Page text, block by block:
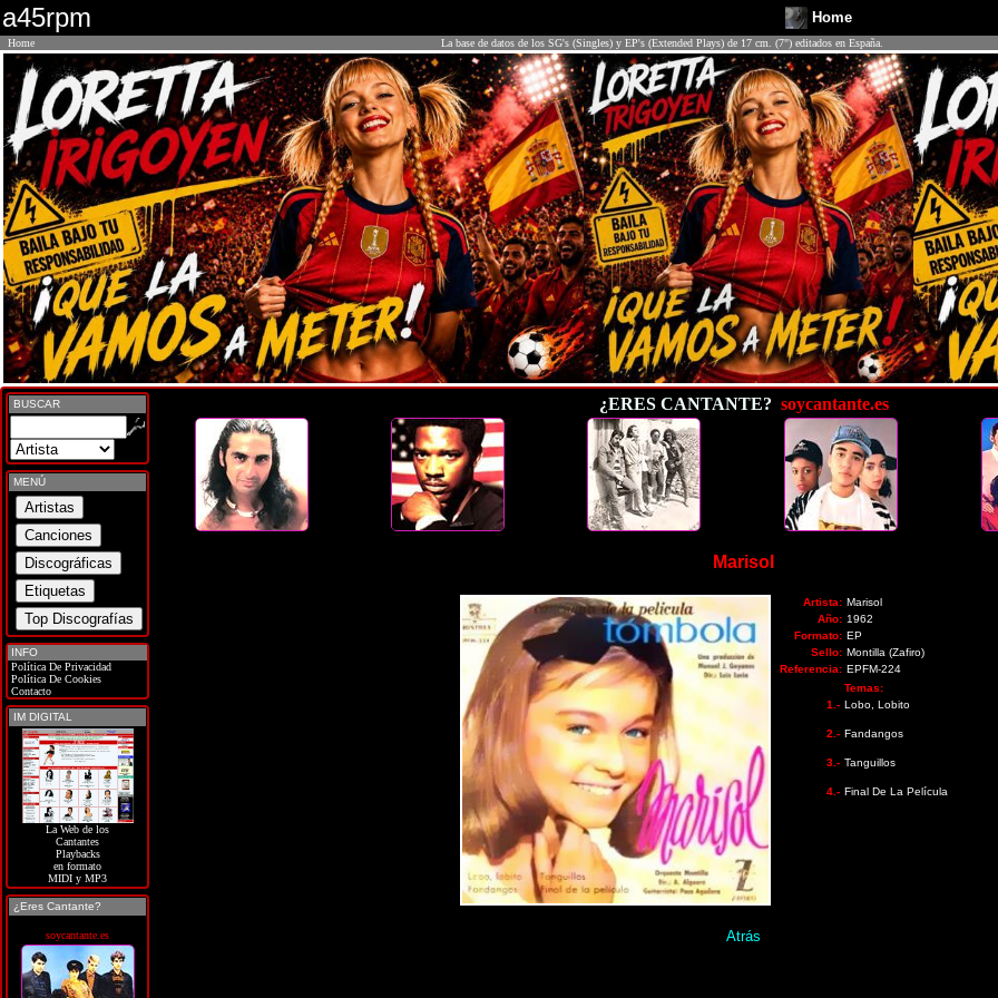
a45rpm Home
Home La base de datos de los SG's (Singles) y EP's (Extended Plays) de 17 cm. (7") editados en España.
BUSCAR
MENÚ
INFO
Política De Privacidad
Política De Cookies
Contacto
IM DIGITAL
La Web de los
Cantantes
Playbacks
en formato
MIDI y MP3
¿Eres Cantante?
soycantante.es
¿ERES CANTANTE? soycantante.es
Marisol
Artista: Marisol
Año: 1962
Formato: EP
Sello: Montilla (Zafiro)
Referencia: EPFM-224
Temas:
1.- Lobo, Lobito
2.- Fandangos
3.- Tanguillos
4.- Final De La Película
Atrás